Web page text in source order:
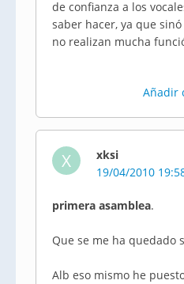
de confianza a los
saber hacer, ya que
no realizan mucha
Añadir
X
xksi
19/04/2010
primera asamblea.
Que se me ha quedado
Alb eso mismo he